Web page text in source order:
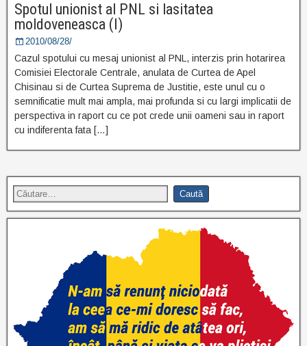
Spotul unionist al PNL si lasitatea
moldoveneasca (I)
2010/08/28/
Cazul spotului cu mesaj unionist al PNL, interzis prin hotarirea
Comisiei Electorale Centrale, anulata de Curtea de Apel
Chisinau si de Curtea Suprema de Justitie, este unul cu o
semnificatie mult mai ampla, mai profunda si cu largi implicatii de
perspectiva in raport cu ce pot crede unii oameni sau in raport
cu indiferenta fata […]